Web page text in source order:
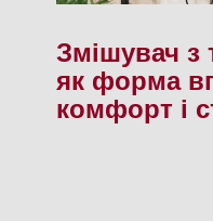
Змішувач з
як форма
комфорт і